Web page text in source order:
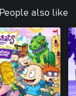
People also like